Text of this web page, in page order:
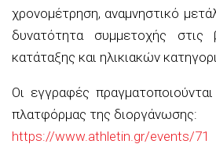
χρονομέτρηση, αναμνηστικό
δυνατότητα συμμετοχής στις
κατάταξης και ηλικιακών
Οι εγγραφές
πλατφόρμας της διοργάνωσης:
https://www.athletin.gr/events/71